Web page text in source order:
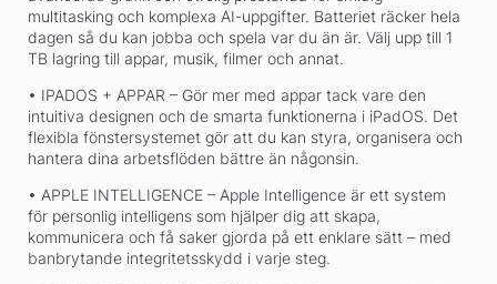
multitasking och komplexa AI-uppgifter. Batteriet räcker hela
dagen så du kan jobba och spela var du än är. Välj upp till 1
TB lagring till appar, musik, filmer och annat.
• IPADOS + APPAR – Gör mer med appar tack vare den
intuitiva designen och de smarta funktionerna i iPadOS. Det
flexibla fönstersystemet gör att du kan styra, organisera och
hantera dina arbetsflöden bättre än någonsin.
• APPLE INTELLIGENCE – Apple Intelligence är ett system
för personlig intelligens som hjälper dig att skapa,
kommunicera och få saker gjorda på ett enklare sätt – med
banbrytande integritetsskydd i varje steg.